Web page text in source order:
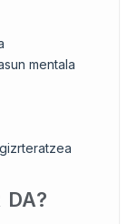
mentala
DA?